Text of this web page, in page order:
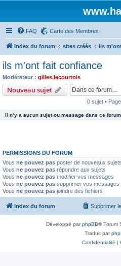
FAQ Carte des Membres
Index du forum sites créés ils
ils m'ont fait confiance
Modérateur : gilles.lecourtois
Nouveau sujet
0 sujet • Page
Il n’y a aucun sujet ou message dans ce forum.
PERMISSIONS DU FORUM
Vous ne pouvez pas poster de nouveaux sujets
Vous ne pouvez pas répondre aux sujets
Vous ne pouvez pas modifier vos messages
Vous ne pouvez pas supprimer vos messages
Vous ne pouvez pas joindre des fichiers
Index du forum Supprimer
Développé parphpBB® Forum
Traduit par
Confidentialité |